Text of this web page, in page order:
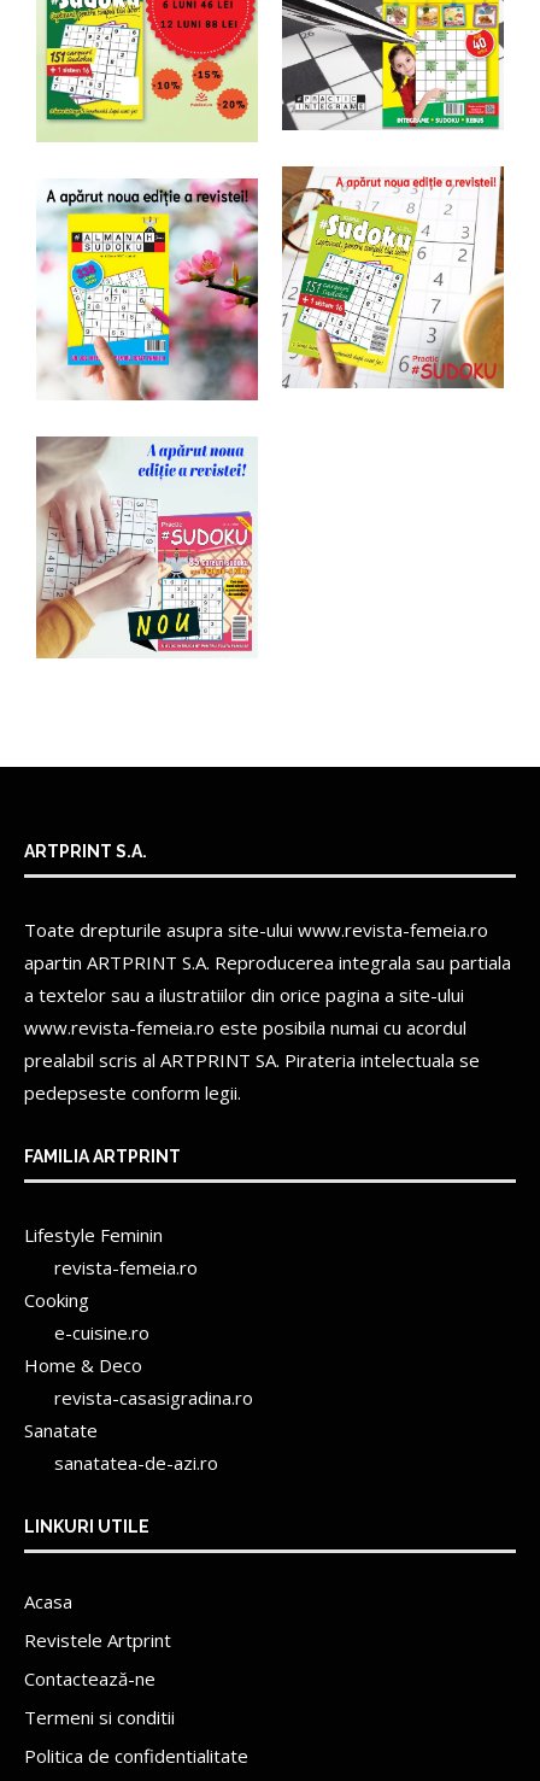
ARTPRINT S.A.
Toate drepturile asupra site-ului www.revista-femeia.ro
apartin ARTPRINT S.A. Reproducerea integrala sau partiala
a textelor sau a ilustratiilor din orice pagina a site-ului
www.revista-femeia.ro este posibila numai cu acordul
prealabil scris al ARTPRINT SA. Pirateria intelectuala se
pedepseste conform legii.
FAMILIA ARTPRINT
Lifestyle Feminin
revista-femeia.ro
Cooking
e-cuisine.ro
Home & Deco
revista-casasigradina.ro
Sanatate
sanatatea-de-azi.ro
LINKURI UTILE
Acasa
Revistele Artprint
Contactează-ne
Termeni si conditii
Politica de confidentialitate